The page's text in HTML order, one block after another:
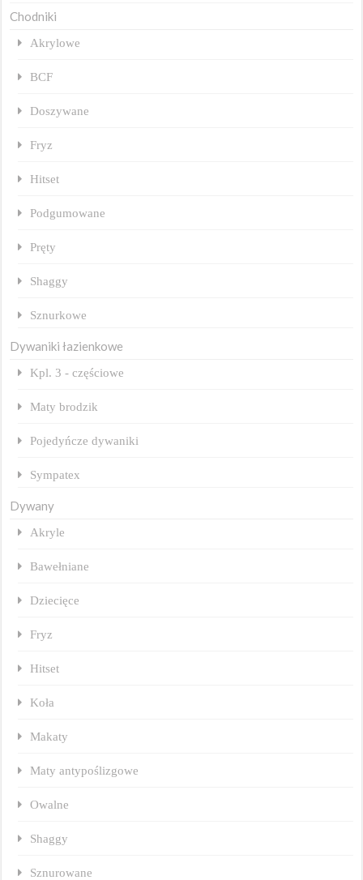
Chodniki
Akrylowe
BCF
Doszywane
Fryz
Hitset
Podgumowane
Pręty
Shaggy
Sznurkowe
Dywaniki łazienkowe
Kpl. 3 - częściowe
Maty brodzik
Pojedyńcze dywaniki
Sympatex
Dywany
Akryle
Bawełniane
Dziecięce
Fryz
Hitset
Koła
Makaty
Maty antypoślizgowe
Owalne
Shaggy
Sznurowane